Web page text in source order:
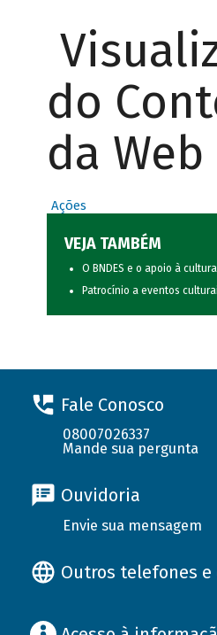
do
da Web
Ações
VEJA TAMBÉM
O BNDES e o apoio à cultura
Patrocínio a eventos
Fale Conosco
08007026337
Mande sua pergunta
Ouvidoria
Envie sua mensagem
Outros telefones e